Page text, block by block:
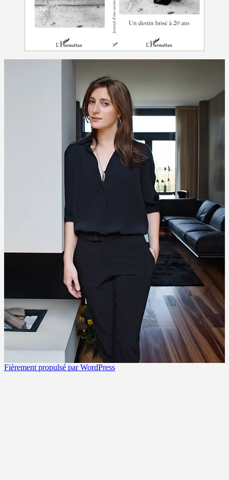
Fièrement propulsé par WordPress